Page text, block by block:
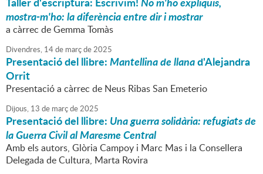
mostra-m'ho: la diferència entre dir i mostrar
a càrrec de Gemma Tomàs
Divendres, 14de marçde2025
Presentació del llibre:Mantellina de llanad'Alejandra
Orrit
Presentació a càrrec de Neus Ribas San Emeterio
Dijous, 13 de marçde2025
Presentació del llibre: Una guerra solidària: refugiats de
la Guerra Civil al Maresme Central
Amb els autors, Glòria Campoy i Marc Mas i la Consellera
Delegada de Cultura, Marta Rovira